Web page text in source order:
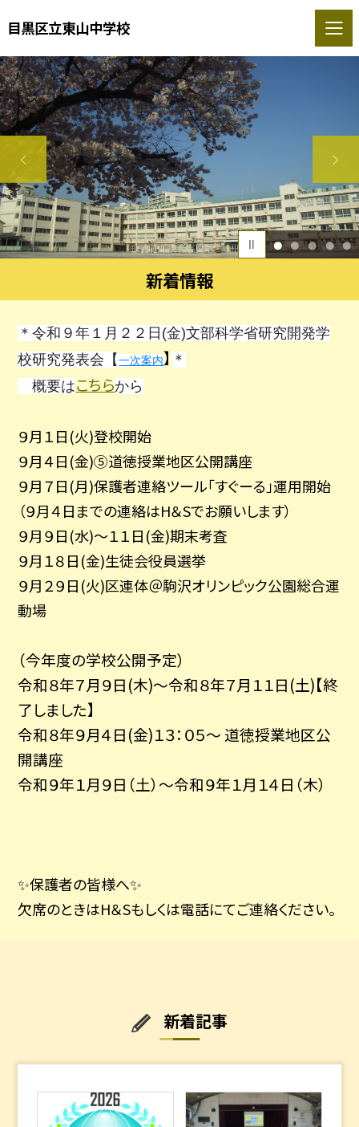
目黒区立東山中学校
1 2 3 4 5
新着情報
＊令和９年１月２２日(金)文部科学省研究開発学
校研究発表会【一次案内】 ＊
概要はこちらから
９月１日(火)登校開始
９月４日(金)⑤道徳授業地区公開講座
９月７日(月)保護者連絡ツール「すぐーる」運用開始
（９月４日までの連絡はH＆Sでお願いします）
９月９日(水)～１１日(金)期末考査
９月１８日(金)生徒会役員選挙
９月２９日(火)区連体＠駒沢オリンピック公園総合運
動場
（今年度の学校公開予定）
令和８年７月９日(木)～令和８年７月１１日(土)【終
了しました】
令和８年９月４日(金)１３：０５～ 道徳授業地区公
開講座
令和９年１月９日（土）～令和９年１月１４日（木）
✨保護者の皆様へ✨
欠席のときはH＆Sもしくは電話にてご連絡ください。
新着記事